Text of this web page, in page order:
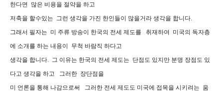
한다면 많은 비용을 절약을 하고
저축을 할수있는 그런 생각을 가진 한인들이 많을거라 생각을 합니다.
그래서 필자는 미 주류 방송이 한국의 전세 제도를 취재하여 미국의 독자층
에 소개를 하는 내용이 무척 바람직 하다고
생각을 합니다. 그 이유는 한국의 전세 제도는 단점도 있지만 분명 장점도 있
다고 생각을 하고 그러한 장단점을
미 언론을 통해 나감으로써 그러한 전세 제도도 미국에 접목을 시키려는 움